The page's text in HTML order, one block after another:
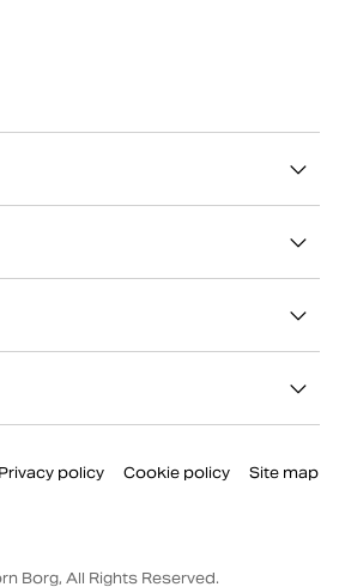
Privacy policy Cookie policy Site map
Borg, All Rights Reserved.